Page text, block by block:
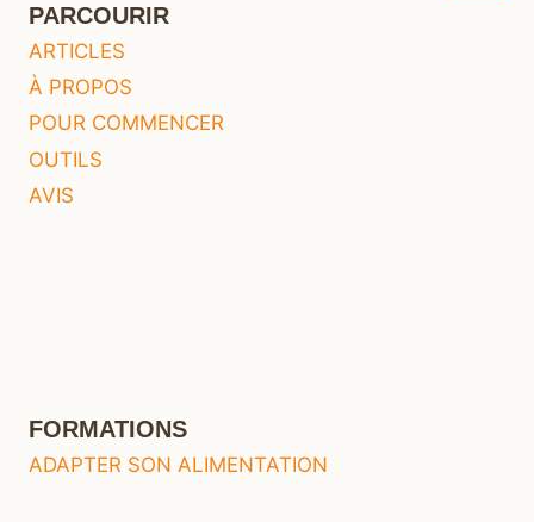
PARCOURIR
ARTICLES
À PROPOS
POUR COMMENCER
OUTILS
AVIS
FORMATIONS
ADAPTER SON ALIMENTATION